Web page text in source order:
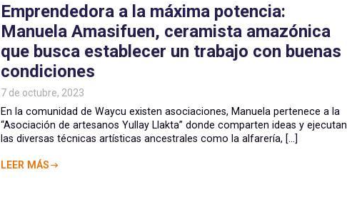
Emprendedora a la máxima potencia:
Manuela Amasifuen, ceramista amazónica
que busca establecer un trabajo con buenas
condiciones
7 de octubre, 2023
En la comunidad de Waycu existen asociaciones, Manuela pertenece a la
“Asociación de artesanos Yullay Llakta” donde comparten ideas y ejecutan
las diversas técnicas artísticas ancestrales como la alfarería, [...]
LEER MÁS